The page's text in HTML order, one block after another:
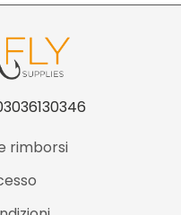
rimborsi